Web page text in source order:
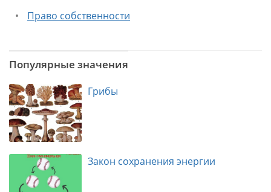
Право собственности
Популярные значения
Грибы
Закон сохранения энергии